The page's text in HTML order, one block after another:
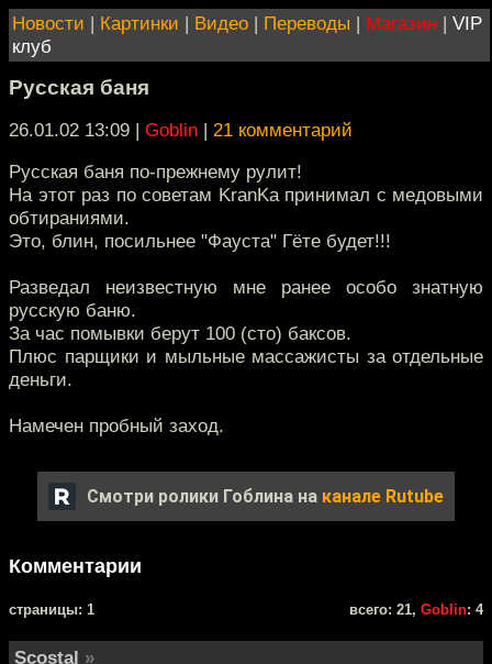
Новости | Картинки | Видео | Переводы | Магазин | VIP
клуб
Русская баня
26.01.02 13:09 | Goblin | 21 комментарий
Русская баня по-прежнему рулит!
На этот раз по советам KranKa принимал с медовыми
обтираниями.
Это, блин, посильнее "Фауста" Гёте будет!!!
Разведал неизвестную мне ранее особо знатную
русскую баню.
За час помывки берут 100 (сто) баксов.
Плюс парщики и мыльные массажисты за отдельные
деньги.
Намечен пробный заход.
Смотри ролики Гоблина на канале Rutube
Комментарии
cтраницы: 1 всего: 21, Goblin: 4
Scostal »